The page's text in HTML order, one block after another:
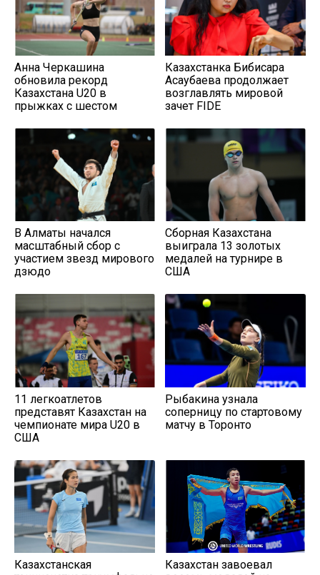
Анна Черкашина
обновила рекорд
Казахстана U20 в
прыжках с шестом
Казахстанка Бибисара
Асаубаева продолжает
возглавлять мировой
зачет FIDE
В Алматы начался
масштабный сбор с
участием звезд мирового
дзюдо
Сборная Казахстана
выиграла 13 золотых
медалей на турнире в
США
11 легкоатлетов
представят Казахстан на
чемпионате мира U20 в
США
Рыбакина узнала
соперницу по стартовому
матчу в Торонто
Казахстанская
Казахстан завоевал